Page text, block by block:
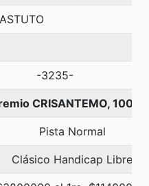
-3235-
CRISANTEMO, 1000
Pista Normal
Clásico Handicap Libre